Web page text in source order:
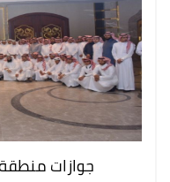
جوازات